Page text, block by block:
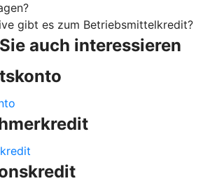
gibt es zum Betriebsmittelkredit?
auch interessieren